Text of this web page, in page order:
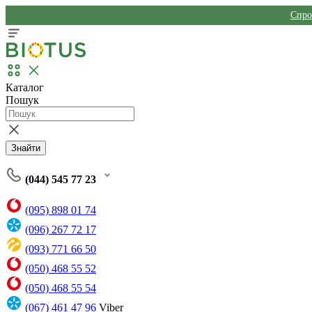
Каталог
Пошук
Знайти
(044) 545 77 23
(095) 898 01 74
(096) 267 72 17
(093) 771 66 50
(050) 468 55 52
(050) 468 55 54
(067) 461 47 96 Viber